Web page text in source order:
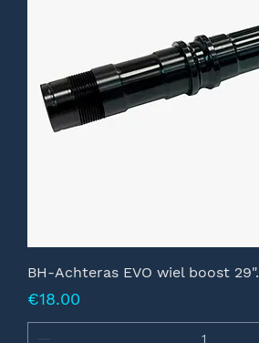
BH-Achteras EVO wiel boost 29".
Prijs
€18.00